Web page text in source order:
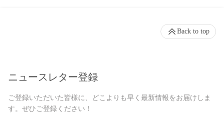
ニュースレター登録
ご登録いただいた皆様に、どこよりも早く最新情報をお届けしま
す。ぜひご登録ください！
Back to top